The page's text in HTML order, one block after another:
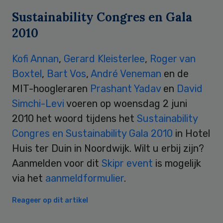
Sustainability Congres en Gala
2010
Kofi Annan, Gerard Kleisterlee, Roger van
Boxtel, Bart Vos, André Veneman en de
MIT-hoogleraren Prashant Yadav en David
Simchi-Levi voeren op woensdag 2 juni
2010 het woord tijdens het Sustainability
Congres en Sustainability Gala 2010 in Hotel
Huis ter Duin in Noordwijk. Wilt u erbij zijn?
Aanmelden voor dit Skipr event is mogelijk
via het aanmeldformulier.
Reageer op dit artikel